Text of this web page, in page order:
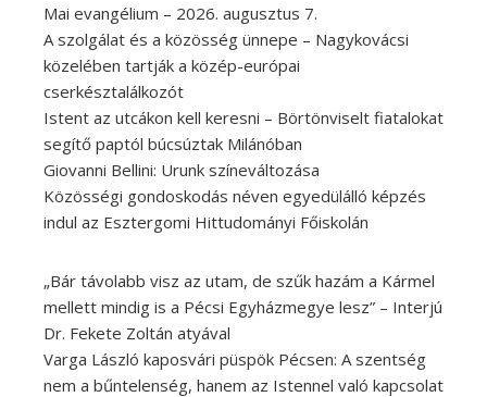
Mai evangélium – 2026. augusztus 7.
A szolgálat és a közösség ünnepe – Nagykovácsi
közelében tartják a közép-európai
cserkésztalálkozót
Istent az utcákon kell keresni – Börtönviselt fiatalokat
segítő paptól búcsúztak Milánóban
Giovanni Bellini: Urunk színeváltozása
Közösségi gondoskodás néven egyedülálló képzés
indul az Esztergomi Hittudományi Főiskolán
„Bár távolabb visz az utam, de szűk hazám a Kármel
mellett mindig is a Pécsi Egyházmegye lesz” – Interjú
Dr. Fekete Zoltán atyával
Varga László kaposvári püspök Pécsen: A szentség
nem a bűntelenség, hanem az Istennel való kapcsolat